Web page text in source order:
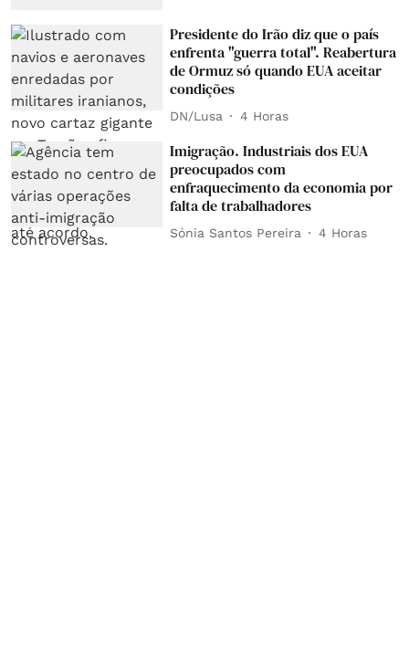
Presidente do Irão diz que o país
enfrenta "guerra total". Reabertura
de Ormuz só quando EUA aceitar
condições
DN/Lusa 4 Horas
Imigração. Industriais dos EUA
preocupados com
enfraquecimento da economia por
falta de trabalhadores
Sónia Santos Pereira 4 Horas